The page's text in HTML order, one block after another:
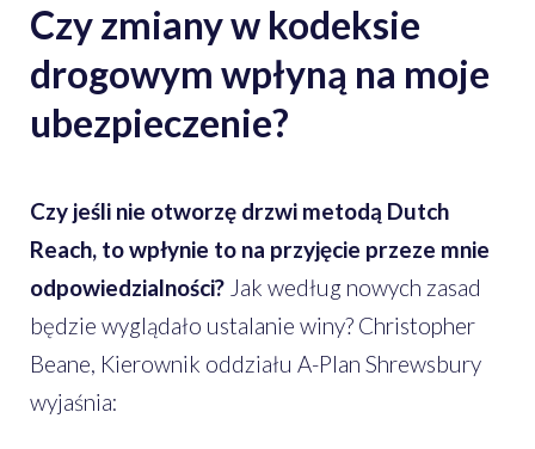
Czy zmiany w kodeksie
drogowym wpłyną na moje
ubezpieczenie?
Czy jeśli nie otworzę drzwi metodą Dutch
Reach, to wpłynie to na przyjęcie przeze mnie
odpowiedzialności? Jak według nowych zasad
będzie wyglądało ustalanie winy? Christopher
Beane, Kierownik oddziału A-Plan Shrewsbury
wyjaśnia: